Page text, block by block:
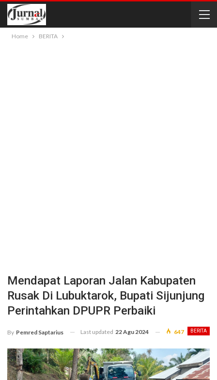
Home BERITA
Mendapat Laporan Jalan Kabupaten
Rusak Di Lubuktarok, Bupati Sijunjung
Perintahkan DPUPR Perbaiki
BERITA
By Pemred Saptarius Last updated 22 Agu 2024 647